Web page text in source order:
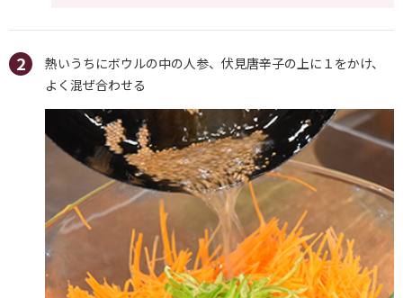
熱いうちにボウルの中の人参、伏見唐辛子の上に１をかけ、
よく混ぜ合わせる